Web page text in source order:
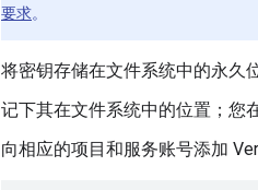
要求。
将密钥存储在文件系统中的永久
记下其在文件系统中的位置；您
向相应的项目和服务账号添加